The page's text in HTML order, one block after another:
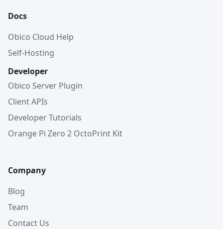
Docs
Obico Cloud Help
Self-Hosting
Developer
Obico Server Plugin
Client APIs
Developer Tutorials
Orange Pi Zero 2 OctoPrint Kit
Company
Blog
Team
Contact Us